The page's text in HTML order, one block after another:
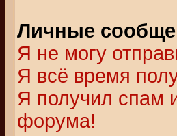
Личные
Я не могу
Я всё время
Я получил спам
форума!